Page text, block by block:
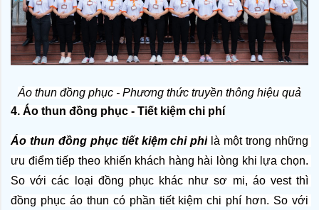
Áo thun đồng phục - Phương thức truyền thông hiệu quả
4. Áo thun đồng phục - Tiết kiệm chi phí
Áo thun đồng phục tiết kiệm chi phí là một trong những
ưu điểm tiếp theo khiến khách hàng hài lòng khi lựa chọn.
So với các loại đồng phục khác như sơ mi, áo vest thì
đồng phục áo thun có phần tiết kiệm chi phí hơn. So với